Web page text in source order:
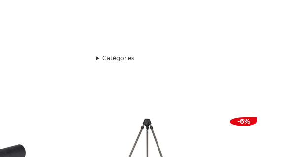
Catégories
-6%